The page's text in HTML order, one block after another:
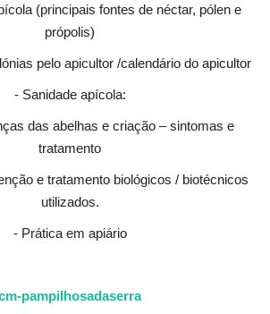
(principais fontes de néctar, pólen e
própolis)
pelo apicultor /calendário do apicultor
- Sanidade apícola:
das abelhas e criação – sintomas e
tratamento
e tratamento biológicos / biotécnicos
utilizados.
- Prática em apiário
pampilhosadaserra